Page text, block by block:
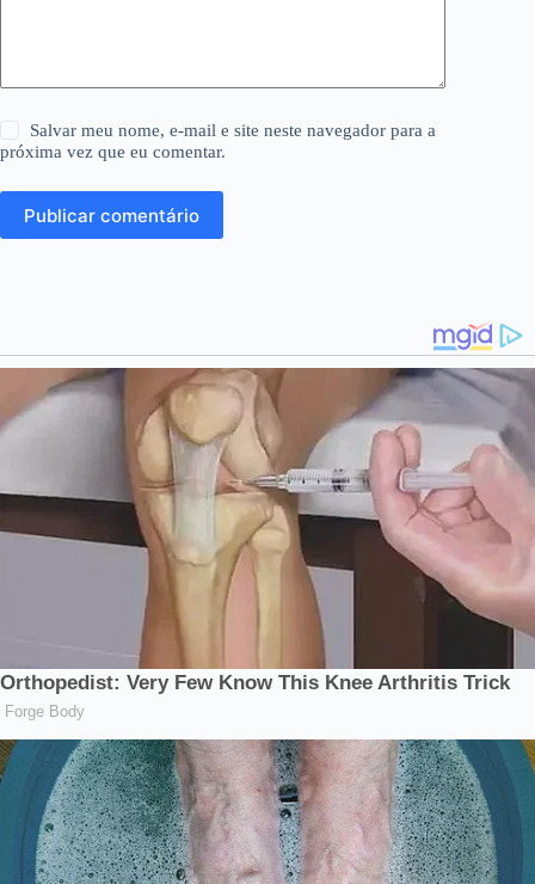
Salvar meu nome, e-mail e site neste navegador para a
próxima vez que eu comentar.
Publicar comentário